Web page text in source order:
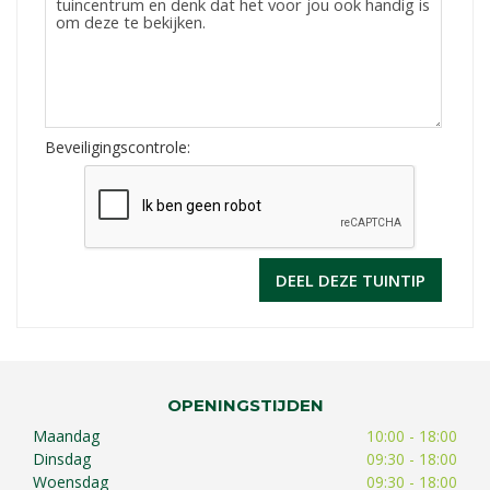
Beveiligingscontrole:
OPENINGSTIJDEN
Maandag
10:00 - 18:00
Dinsdag
09:30 - 18:00
Woensdag
09:30 - 18:00